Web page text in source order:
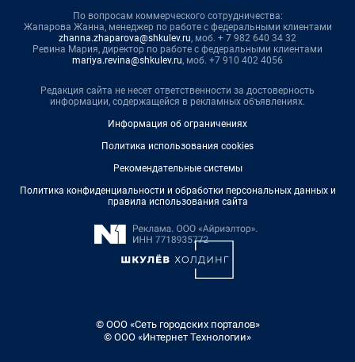
По вопросам коммерческого сотрудничества:
Жапарова Жанна, менеджер по работе с федеральными клиентами
zhanna.zhaparova@shkulev.ru, моб. + 7 982 640 34 32
Ревина Мария, директор по работе с федеральными клиентами
mariya.revina@shkulev.ru, моб. +7 910 402 4056
Редакция сайта не несет ответственности за достоверность
информации, содержащейся в рекламных объявлениях.
Информация об ограничениях
Политика использования cookies
Рекомендательные системы
Политика конфиденциальности и обработки персональных данных и
правила использования сайта
© ООО «Сеть городских порталов»
© ООО «Интернет Технологии»